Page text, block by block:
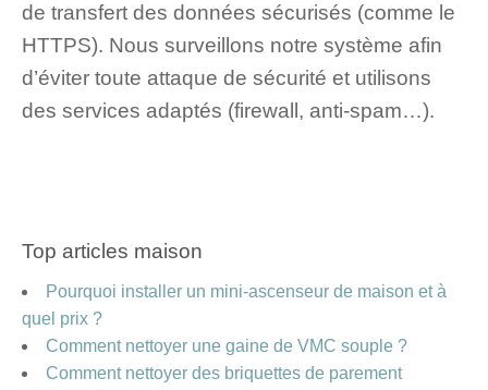
de transfert des données sécurisés (comme le
HTTPS). Nous surveillons notre système afin
d’éviter toute attaque de sécurité et utilisons
des services adaptés (firewall, anti-spam…).
Top articles maison
Pourquoi installer un mini-ascenseur de maison et à
quel prix ?
Comment nettoyer une gaine de VMC souple ?
Comment nettoyer des briquettes de parement